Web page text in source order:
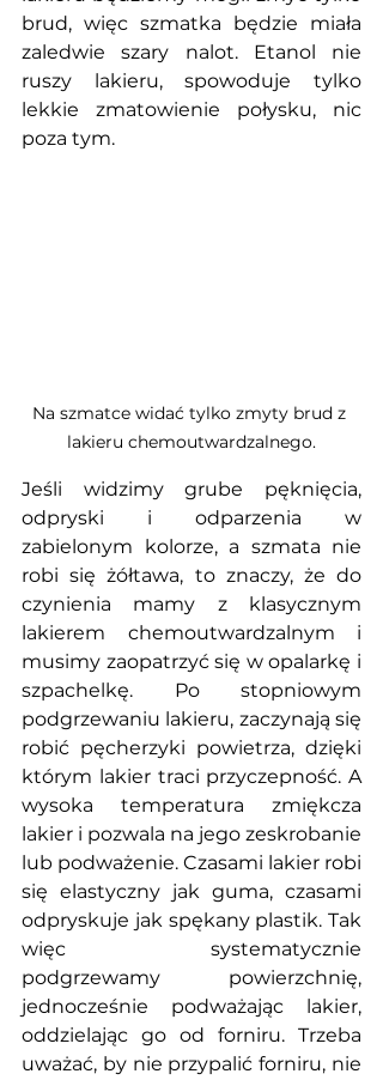
brud, więc szmatka będzie miała
zaledwie szary nalot. Etanol nie
ruszy lakieru, spowoduje tylko
lekkie zmatowienie połysku, nic
poza tym.
Na szmatce widać tylko zmyty brud z
lakieru chemoutwardzalnego.
Jeśli widzimy grube pęknięcia,
odpryski i odparzenia w
zabielonym kolorze, a szmata nie
robi się żółtawa, to znaczy, że do
czynienia mamy z klasycznym
lakierem chemoutwardzalnym i
musimy zaopatrzyć się w opalarkę i
szpachelkę. Po stopniowym
podgrzewaniu lakieru, zaczynają się
robić pęcherzyki powietrza, dzięki
którym lakier traci przyczepność. A
wysoka temperatura zmiękcza
lakier i pozwala na jego zeskrobanie
lub podważenie. Czasami lakier robi
się elastyczny jak guma, czasami
odpryskuje jak spękany plastik. Tak
więc systematycznie
podgrzewamy powierzchnię,
jednocześnie podważając lakier,
oddzielając go od forniru. Trzeba
uważać, by nie przypalić forniru, nie